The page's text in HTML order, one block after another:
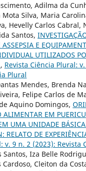
Adilma da
Silva, Maria
Hevelly Carlos Cabral,
Santos,
E
UTILIZADOS
, Revista Ciência Plural:
Plural
Mendes, Brenda
Felipe Carlos de
Aquino Domingos,
ALIMENTAR EM
UMA UNIDADE
RELATO DE
v. 9 n. 2 (2023): Revista
Santos, Iza Belle
Cleiton da